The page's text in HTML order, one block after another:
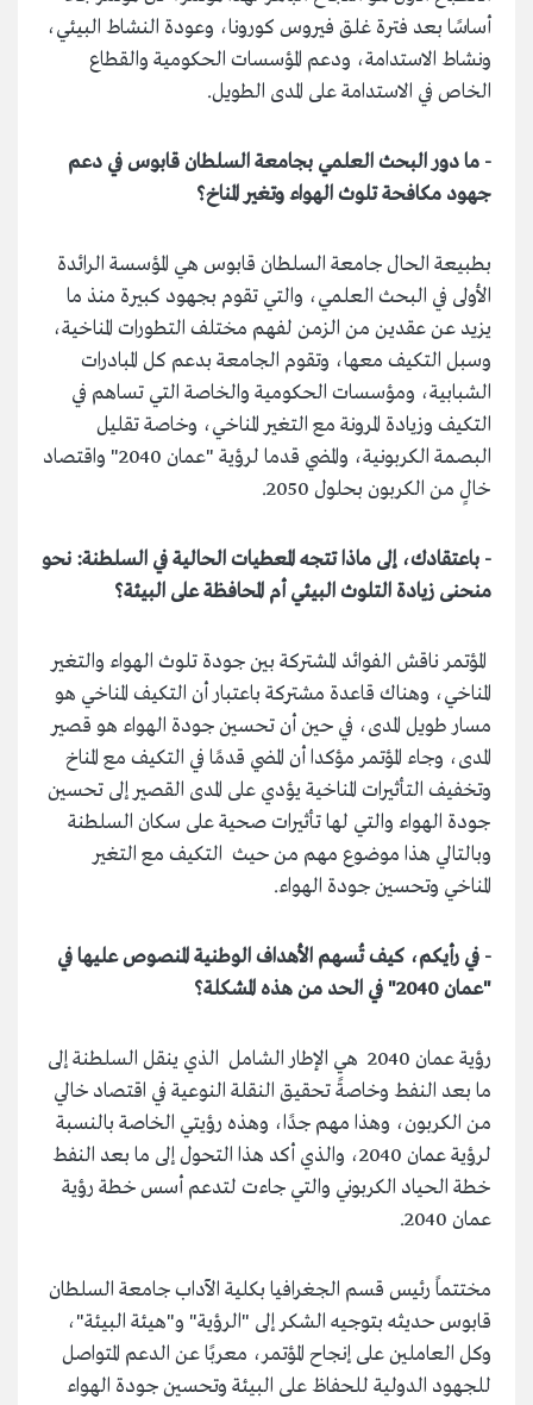
أساسًا بعد فترة غلق فيروس كورونا، وعودة النشاط البيئي،
ونشاط الاستدامة، ودعم المؤسسات الحكومية والقطاع
الخاص في الاستدامة على المدى الطويل.
- ما دور البحث العلمي بجامعة السلطان قابوس في دعم
جهود مكافحة تلوث الهواء وتغير المناخ؟
بطبيعة الحال جامعة السلطان قابوس هي المؤسسة الرائدة
الأولى في البحث العلمي، والتي تقوم بجهود كبيرة منذ ما
يزيد عن عقدين من الزمن لفهم مختلف التطورات المناخية،
وسبل التكيف معها، وتقوم الجامعة بدعم كل المبادرات
الشبابية، ومؤسسات الحكومية والخاصة التي تساهم في
التكيف وزيادة المرونة مع التغير المناخي، وخاصة تقليل
البصمة الكربونية، والمضي قدما لرؤية "عمان 2040" واقتصاد
خالٍ من الكربون بحلول 2050.
- باعتقادك، إلى ماذا تتجه المعطيات الحالية في السلطنة: نحو
منحنى زيادة التلوث البيئي أم المحافظة على البيئة؟
المؤتمر ناقش الفوائد المشتركة بين جودة تلوث الهواء والتغير
المناخي، وهناك قاعدة مشتركة باعتبار أن التكيف المناخي هو
مسار طويل المدى، في حين أن تحسين جودة الهواء هو قصير
المدى، وجاء المؤتمر مؤكدا أن المضي قدمًا في التكيف مع المناخ
وتخفيف التأثيرات المناخية يؤدي على المدى القصير إلى تحسين
جودة الهواء والتي لها تأثيرات صحية على سكان السلطنة
وبالتالي هذا موضوع مهم من حيث التكيف مع التغير
المناخي وتحسين جودة الهواء.
- في رأيكم، كيف تُسهم الأهداف الوطنية المنصوص عليها في
"عمان 2040" في الحد من هذه المشكلة؟
رؤية عمان 2040 هي الإطار الشامل الذي ينقل السلطنة إلى
ما بعد النفط وخاصةً تحقيق النقلة النوعية في اقتصاد خالي
من الكربون، وهذا مهم جدًا، وهذه رؤيتي الخاصة بالنسبة
لرؤية عمان 2040، والذي أكد هذا التحول إلى ما بعد النفط
خطة الحياد الكربوني والتي جاءت لتدعم أسس خطة رؤية
عمان 2040.
مختتماً رئيس قسم الجغرافيا بكلية الآداب جامعة السلطان
قابوس حديثه بتوجيه الشكر إلى "الرؤية" و"هيئة البيئة"،
وكل العاملين على إنجاح المؤتمر، معربًا عن الدعم المتواصل
للجهود الدولية للحفاظ على البيئة وتحسين جودة الهواء